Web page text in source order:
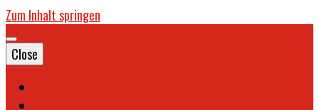
Zum Inhalt springen
Close